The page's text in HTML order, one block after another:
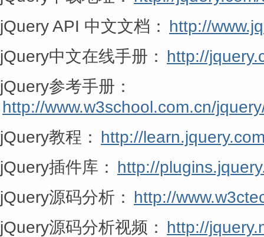
jQuery API 中文文档： http://
jQuery中文在线手册： http://
jQuery参考手册：
http://www.w3school.com.cn/
jQuery教程： http://
jQuery插件库： http://
jQuery源码分析： http://
jQuery源码分析视频： http://